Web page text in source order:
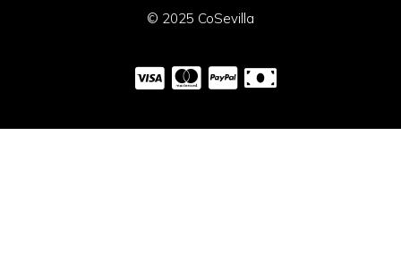
© 2025 CoSevilla